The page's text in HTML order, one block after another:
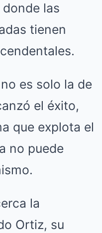
las
tienen
es solo la de
el éxito,
que explota el
no puede
la
Ortiz, su